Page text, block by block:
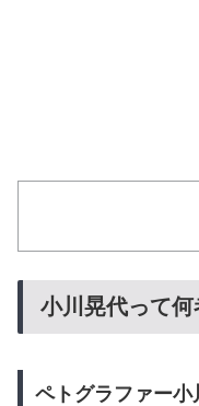
小川晃代って
ペトグラファー